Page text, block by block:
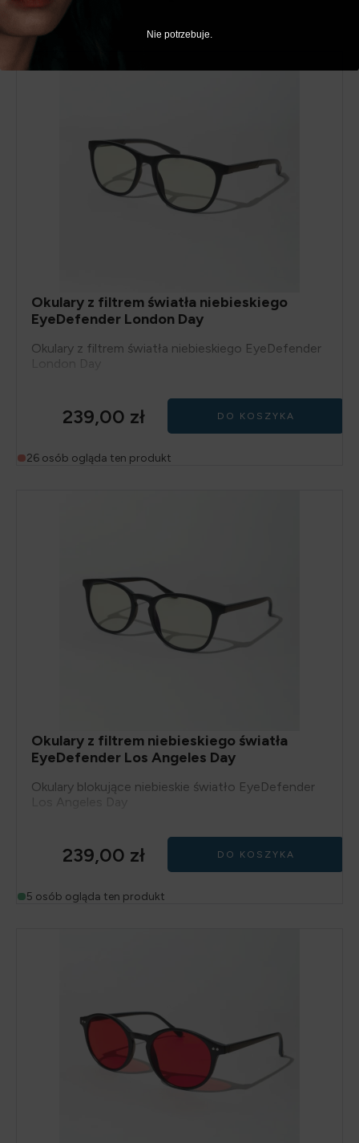
Okulary z filtrem światła niebieskiego
EyeDefender London Day
Okulary z filtrem światła niebieskiego EyeDefender
239,00 zł DO KOSZYKA
26 osób ogląda ten produkt
Okulary z filtrem niebieskiego światła
EyeDefender Los Angeles Day
Okulary blokujące niebieskie światło EyeDefender
239,00 zł DO KOSZYKA
5 osób ogląda ten produkt
Nie potrzebuje.